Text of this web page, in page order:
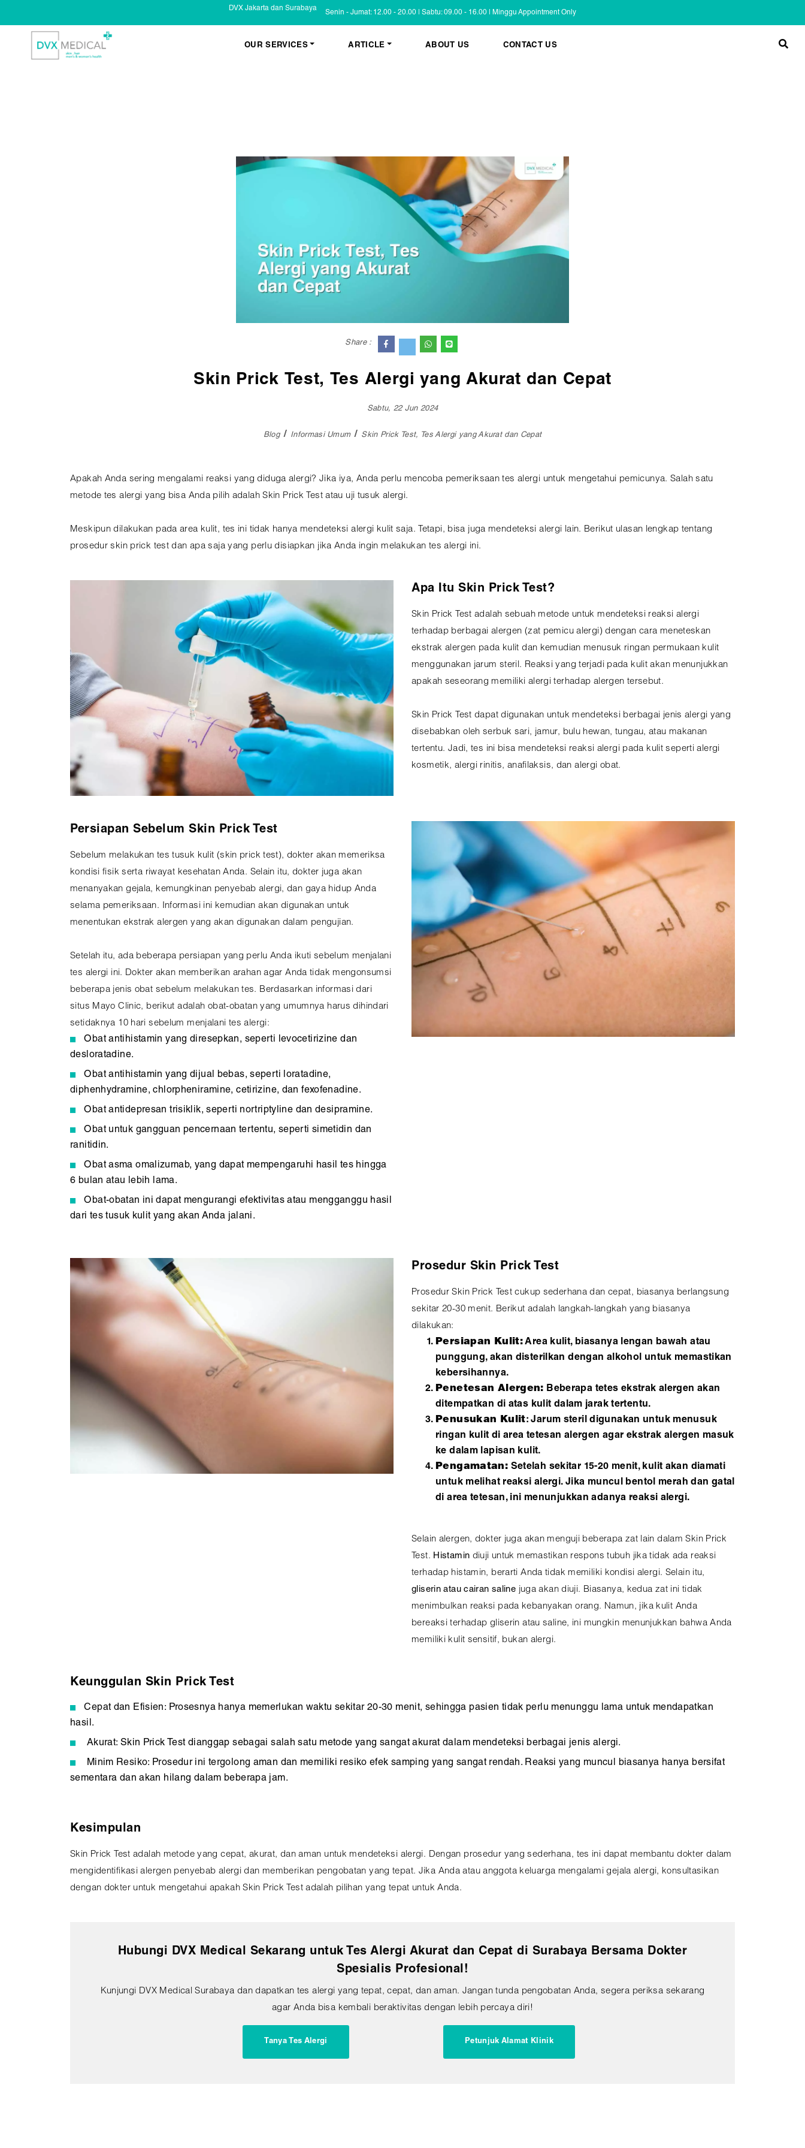
DVX Jakarta dan Surabaya
Senin - Jumat: 12.00 - 20.00 | Sabtu: 09.00 - 16.00 | Minggu Appointment Only
OUR SERVICES
Eczema
Masalah Kulit Lain
Keluhan Kulit
Non Infeksi
ARTICLE
Informasi Umum
Tips dan Trik
Cerita Pasien
ABOUT US CONTACT US
Share :
Skin Prick Test, Tes Alergi yang Akurat dan Cepat
Sabtu, 22 Jun 2024
Blog Informasi Umum Skin Prick Test, Tes Alergi yang Akurat dan Cepat
Apakah Anda sering mengalami reaksi yang diduga alergi? Jika iya, Anda perlu mencoba pemeriksaan tes alergi untuk mengetahui pemicunya. Salah satu
metode tes alergi yang bisa Anda pilih adalah Skin Prick Test atau uji tusuk alergi.
Meskipun dilakukan pada area kulit, tes ini tidak hanya mendeteksi alergi kulit saja. Tetapi, bisa juga mendeteksi alergi lain. Berikut ulasan lengkap tentang
prosedur skin prick test dan apa saja yang perlu disiapkan jika Anda ingin melakukan tes alergi ini.
Apa Itu Skin Prick Test?
Skin Prick Test adalah sebuah metode untuk mendeteksi reaksi alergi
terhadap berbagai alergen (zat pemicu alergi) dengan cara meneteskan
ekstrak alergen pada kulit dan kemudian menusuk ringan permukaan kulit
menggunakan jarum steril. Reaksi yang terjadi pada kulit akan menunjukkan
apakah seseorang memiliki alergi terhadap alergen tersebut.
Skin Prick Test dapat digunakan untuk mendeteksi berbagai jenis alergi yang
disebabkan oleh serbuk sari, jamur, bulu hewan, tungau, atau makanan
tertentu. Jadi, tes ini bisa mendeteksi reaksi alergi pada kulit seperti alergi
kosmetik, alergi rinitis, anafilaksis, dan alergi obat.
Persiapan Sebelum Skin Prick Test
Sebelum melakukan tes tusuk kulit (skin prick test), dokter akan memeriksa
kondisi fisik serta riwayat kesehatan Anda. Selain itu, dokter juga akan
menanyakan gejala, kemungkinan penyebab alergi, dan gaya hidup Anda
selama pemeriksaan. Informasi ini kemudian akan digunakan untuk
menentukan ekstrak alergen yang akan digunakan dalam pengujian.
Setelah itu, ada beberapa persiapan yang perlu Anda ikuti sebelum menjalani
tes alergi ini. Dokter akan memberikan arahan agar Anda tidak mengonsumsi
beberapa jenis obat sebelum melakukan tes. Berdasarkan informasi dari
situs Mayo Clinic, berikut adalah obat-obatan yang umumnya harus dihindari
setidaknya 10 hari sebelum menjalani tes alergi:
Obat antihistamin yang diresepkan, seperti levocetirizine dan
desloratadine.
Obat antihistamin yang dijual bebas, seperti loratadine,
diphenhydramine, chlorpheniramine, cetirizine, dan fexofenadine.
Obat antidepresan trisiklik, seperti nortriptyline dan desipramine.
Obat untuk gangguan pencernaan tertentu, seperti simetidin dan
ranitidin.
Obat asma omalizumab, yang dapat mempengaruhi hasil tes hingga
6 bulan atau lebih lama.
Obat-obatan ini dapat mengurangi efektivitas atau mengganggu hasil
dari tes tusuk kulit yang akan Anda jalani.
Prosedur Skin Prick Test
Prosedur Skin Prick Test cukup sederhana dan cepat, biasanya berlangsung
sekitar 20-30 menit. Berikut adalah langkah-langkah yang biasanya
dilakukan:
Persiapan Kulit:Area kulit, biasanya lengan bawah atau
punggung, akan disterilkan dengan alkohol untuk memastikan
kebersihannya.
Penetesan Alergen: Beberapa tetes ekstrak alergen akan
ditempatkan di atas kulit dalam jarak tertentu.
Penusukan Kulit: Jarum steril digunakan untuk menusuk
ringan kulit di area tetesan alergen agar ekstrak alergen masuk
ke dalam lapisan kulit.
Pengamatan: Setelah sekitar 15-20 menit, kulit akan diamati
untuk melihat reaksi alergi. Jika muncul bentol merah dan gatal
di area tetesan, ini menunjukkan adanya reaksi alergi.
Selain alergen, dokter juga akan menguji beberapa zat lain dalam Skin Prick
Test. Histamin diuji untuk memastikan respons tubuh jika tidak ada reaksi
terhadap histamin, berarti Anda tidak memiliki kondisi alergi. Selain itu,
gliserin atau cairan saline juga akan diuji. Biasanya, kedua zat ini tidak
menimbulkan reaksi pada kebanyakan orang. Namun, jika kulit Anda
bereaksi terhadap gliserin atau saline, ini mungkin menunjukkan bahwa Anda
memiliki kulit sensitif, bukan alergi.
Keunggulan Skin Prick Test
Cepat dan Efisien: Prosesnya hanya memerlukan waktu sekitar 20-30 menit, sehingga pasien tidak perlu menunggu lama untuk mendapatkan
hasil.
Akurat: Skin Prick Test dianggap sebagai salah satu metode yang sangat akurat dalam mendeteksi berbagai jenis alergi.
Minim Resiko: Prosedur ini tergolong aman dan memiliki resiko efek samping yang sangat rendah. Reaksi yang muncul biasanya hanya bersifat
sementara dan akan hilang dalam beberapa jam.
Kesimpulan
Skin Prick Test adalah metode yang cepat, akurat, dan aman untuk mendeteksi alergi. Dengan prosedur yang sederhana, tes ini dapat membantu dokter dalam
mengidentifikasi alergen penyebab alergi dan memberikan pengobatan yang tepat. Jika Anda atau anggota keluarga mengalami gejala alergi, konsultasikan
dengan dokter untuk mengetahui apakah Skin Prick Test adalah pilihan yang tepat untuk Anda.
Hubungi DVX Medical Sekarang untuk Tes Alergi Akurat dan Cepat di Surabaya Bersama Dokter
Spesialis Profesional!
Kunjungi DVX Medical Surabaya dan dapatkan tes alergi yang tepat, cepat, dan aman. Jangan tunda pengobatan Anda, segera periksa sekarang
agar Anda bisa kembali beraktivitas dengan lebih percaya diri!
Tanya Tes Alergi Petunjuk Alamat Klinik